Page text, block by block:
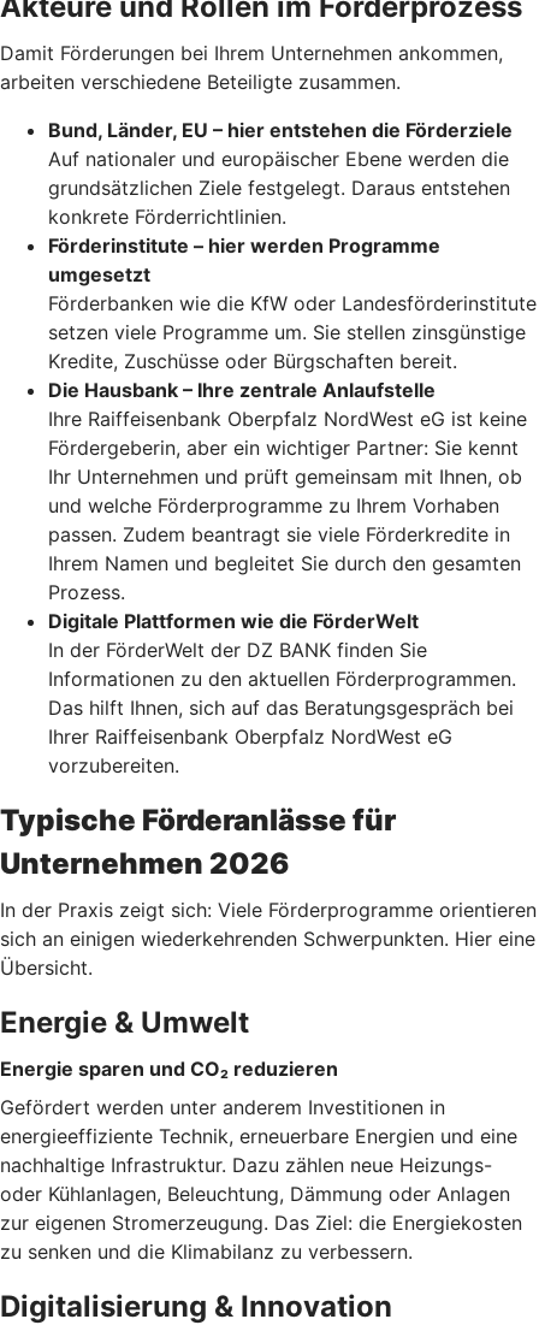
Damit Förderungen bei Ihrem Unternehmen ankommen,
arbeiten verschiedene Beteiligte zusammen.
Bund, Länder, EU – hier entstehen die Förderziele
Auf nationaler und europäischer Ebene werden die
grundsätzlichen Ziele festgelegt. Daraus entstehen
konkrete Förderrichtlinien.
Förderinstitute – hier werden Programme
umgesetzt
Förderbanken wie die KfW oder Landesförderinstitute
setzen viele Programme um. Sie stellen zinsgünstige
Kredite, Zuschüsse oder Bürgschaften bereit.
Die Hausbank – Ihre zentrale Anlaufstelle
Ihre Raiffeisenbank Oberpfalz NordWest eG ist keine
Fördergeberin, aber ein wichtiger Partner: Sie kennt
Ihr Unternehmen und prüft gemeinsam mit Ihnen, ob
und welche Förderprogramme zu Ihrem Vorhaben
passen. Zudem beantragt sie viele Förderkredite in
Ihrem Namen und begleitet Sie durch den gesamten
Prozess.
Digitale Plattformen wie die FörderWelt
In der FörderWelt der DZ BANK finden Sie
Informationen zu den aktuellen Förderprogrammen.
Das hilft Ihnen, sich auf das Beratungsgespräch bei
Ihrer Raiffeisenbank Oberpfalz NordWest eG
vorzubereiten.
Typische Förderanlässe für
Unternehmen 2026
In der Praxis zeigt sich: Viele Förderprogramme orientieren
sich an einigen wiederkehrenden Schwerpunkten. Hier eine
Übersicht.
Energie & Umwelt
Energie sparen und CO₂ reduzieren
Gefördert werden unter anderem Investitionen in
energieeffiziente Technik, erneuerbare Energien und eine
nachhaltige Infrastruktur. Dazu zählen neue Heizungs-
oder Kühlanlagen, Beleuchtung, Dämmung oder Anlagen
zur eigenen Stromerzeugung. Das Ziel: die Energiekosten
zu senken und die Klimabilanz zu verbessern.
Digitalisierung & Innovation